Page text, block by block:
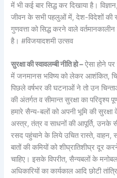
में भी कई बार सिद्ध कर दिखाया है।
जीवन के सभी पहलुओं में, देश-विदेशों की
गुणवत्ता को सिद्ध करने वाले
है। #विजयादशमी उत्सव
सुरक्षा की स्वावलम्बी नीति हो –ऐसा होने
में जनमानस भविष्य को लेकर आशंकित,
पिछले वर्षभर की घटनाओं ने तो उन
की अंतर्गत व सीमान्त सुरक्षा का परिदृश्य
हमारे सैन्य-बलों को अपनी भूमि की
अस्त्र, तंत्र व साधनों की आपूर्ति, उनके
रसद पहुंचाने के लिये उचित रास्ते,
बातों की कमियों को शीघ्रातिशीघ्र दूर
चाहिए। इसके विपरीत, सैन्यबलों के
अधिकारियों का कार्यकाल आदि छोटी